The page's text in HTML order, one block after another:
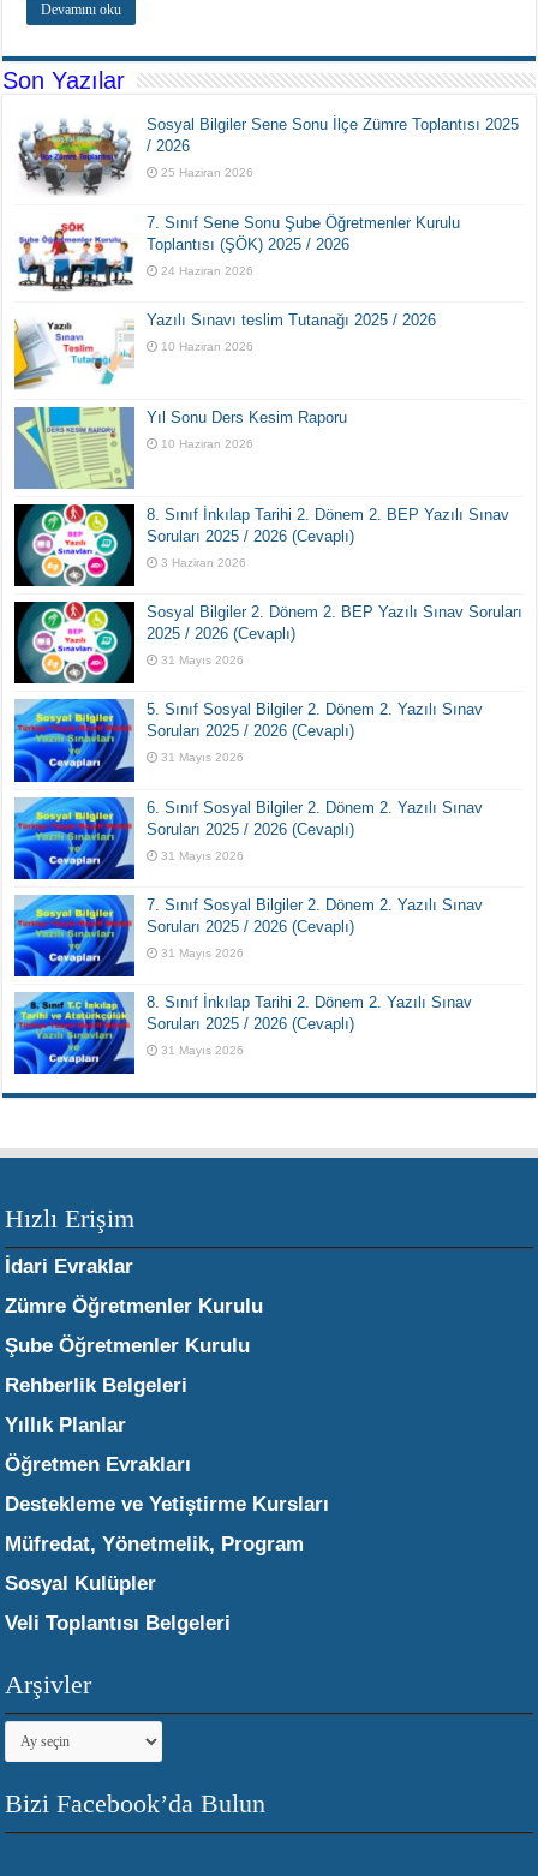
Devamını oku
Son Yazılar
Sosyal Bilgiler Sene Sonu İlçe Zümre Toplantısı 2025
/ 2026
25 Haziran 2026
7. Sınıf Sene Sonu Şube Öğretmenler Kurulu
Toplantısı (ŞÖK) 2025 / 2026
24 Haziran 2026
Yazılı Sınavı teslim Tutanağı 2025 / 2026
10 Haziran 2026
Yıl Sonu Ders Kesim Raporu
10 Haziran 2026
8. Sınıf İnkılap Tarihi 2. Dönem 2. BEP Yazılı Sınav
Soruları 2025 / 2026 (Cevaplı)
3 Haziran 2026
Sosyal Bilgiler 2. Dönem 2. BEP Yazılı Sınav Soruları
2025 / 2026 (Cevaplı)
31 Mayıs 2026
5. Sınıf Sosyal Bilgiler 2. Dönem 2. Yazılı Sınav
Soruları 2025 / 2026 (Cevaplı)
31 Mayıs 2026
6. Sınıf Sosyal Bilgiler 2. Dönem 2. Yazılı Sınav
Soruları 2025 / 2026 (Cevaplı)
31 Mayıs 2026
7. Sınıf Sosyal Bilgiler 2. Dönem 2. Yazılı Sınav
Soruları 2025 / 2026 (Cevaplı)
31 Mayıs 2026
8. Sınıf İnkılap Tarihi 2. Dönem 2. Yazılı Sınav
Soruları 2025 / 2026 (Cevaplı)
31 Mayıs 2026
Hızlı Erişim
İdari Evraklar
Zümre Öğretmenler Kurulu
Şube Öğretmenler Kurulu
Rehberlik Belgeleri
Yıllık Planlar
Öğretmen Evrakları
Destekleme ve Yetiştirme Kursları
Müfredat, Yönetmelik, Program
Sosyal Kulüpler
Veli Toplantısı Belgeleri
Arşivler
Arşivler
Bizi Facebook’da Bulun